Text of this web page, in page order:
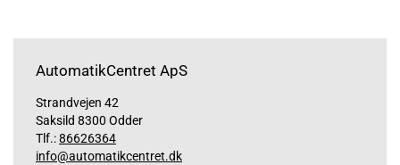
AutomatikCentret ApS
Strandvejen 42
Saksild 8300 Odder
Tlf.:86626364
info@automatikcentret.dk